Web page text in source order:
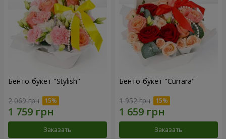
Бенто-букет "Stylish"
2 069 грн
Заказать
Бенто-букет "Currara"
1 952 грн
Заказать